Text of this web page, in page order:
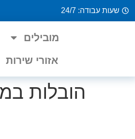
שעות עבודה: 24/7
מובילים
אזורי שירות
הובלות